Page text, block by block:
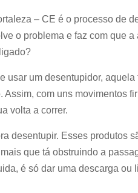
– CE é o processo de
o problema e faz com que a
usar um desentupidor, aquela
com uns movimentos
volta a correr.
desentupir. Esses produtos
que tá obstruindo a
é só dar uma descarga ou